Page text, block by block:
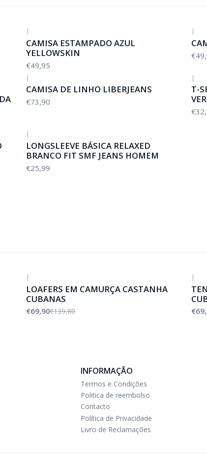
|
CAMISA ESTAMPADO AZUL
YELLOWSKIN
€49,95
|
|
CAMISA DE LINHO LIBERJEANS
€73,90
|
T-
|
LONGSLEEVE BÁSICA RELAXED
BRANCO FIT SMF JEANS HOMEM
€25,99
|
LOAFERS EM CAMURÇA CASTANHA
CUBANAS
€69,90€139,80
|
INFORMAÇÃO
Termos e Condições
Politica de reembolso
Contacto
Política de Privacidade
Livro de Reclamações